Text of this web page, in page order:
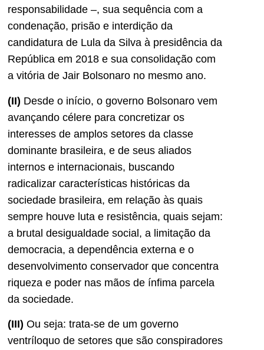
responsabilidade –, sua sequência com a
condenação, prisão e interdição da
candidatura de Lula da Silva à presidência da
República em 2018 e sua consolidação com
a vitória de Jair Bolsonaro no mesmo ano.
(II) Desde o início, o governo Bolsonaro vem
avançando célere para concretizar os
interesses de amplos setores da classe
dominante brasileira, e de seus aliados
internos e internacionais, buscando
radicalizar características históricas da
sociedade brasileira, em relação às quais
sempre houve luta e resistência, quais sejam:
a brutal desigualdade social, a limitação da
democracia, a dependência externa e o
desenvolvimento conservador que concentra
riqueza e poder nas mãos de ínfima parcela
da sociedade.
(III) Ou seja: trata-se de um governo
ventríloquo de setores que são conspiradores